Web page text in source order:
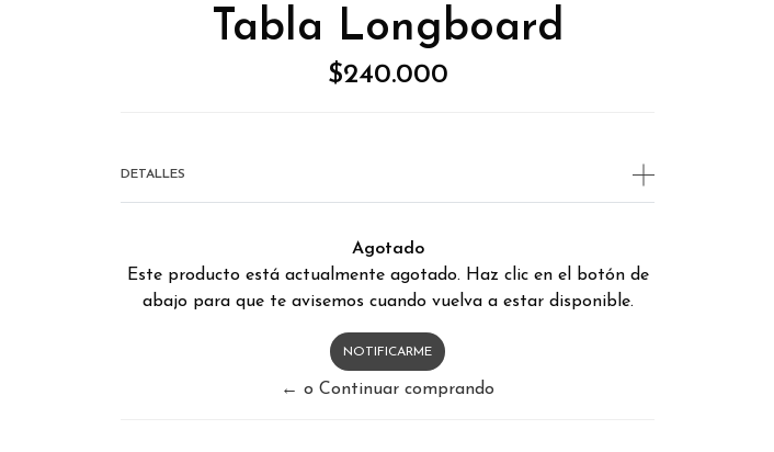
Tabla Longboard
$240.000
DETALLES
Agotado
Este producto está actualmente agotado. Haz clic en el botón de
abajo para que te avisemos cuando vuelva a estar disponible.
NOTIFICARME
← o Continuar comprando